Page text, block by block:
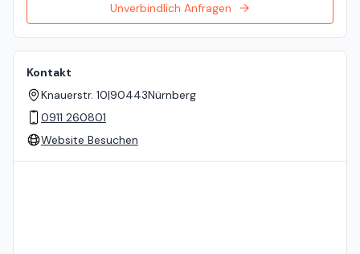
Unverbindlich Anfragen
Kontakt
Knauerstr. 10|90443Nürnberg
0911 260801
Website Besuchen